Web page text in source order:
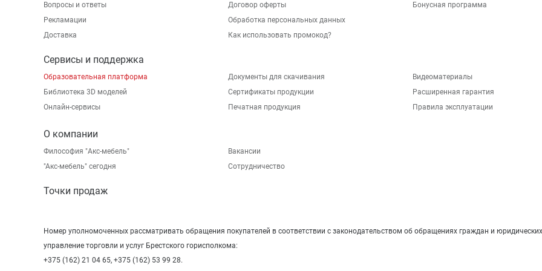
Вопросы и ответы
Рекламации
Доставка
Договор оферты
Обработка персональных данных
Как использовать промокод?
Бонусная программа
Сервисы и поддержка
Образовательная платформа
Библиотека 3D моделей
Онлайн-сервисы
Документы для скачивания
Сертификаты продукции
Печатная продукция
Видеоматериалы
Расширенная гарантия
Правила эксплуатации
О компании
Философия "Акс-мебель"
"Aкс-мебель" сегодня
Вакансии
Сотрудничество
Точки продаж
Номер уполномоченных рассматривать обращения покупателей в соответствии с законодательством об обращениях граждан и
управление торговли и услуг Брестского горисполкома:
+375 (162) 21 04 65, +375 (162) 53 99 28.